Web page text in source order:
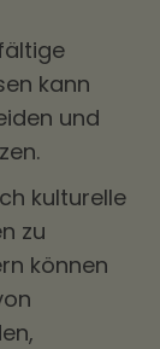
kann
und
kulturelle
zu
können